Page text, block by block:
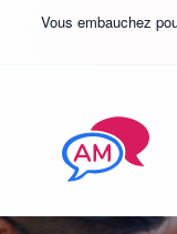
Vous embauchez